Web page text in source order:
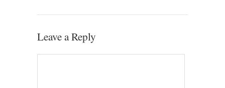
Leave a Reply